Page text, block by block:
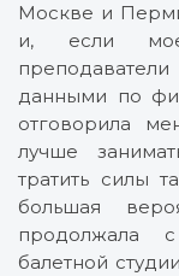
Москве и
и, если
данными по
отговорила
лучше
тратить силы
большая
продолжала
балетной